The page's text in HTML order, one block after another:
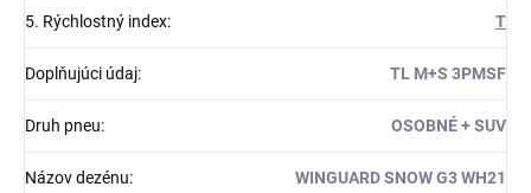
5. Rýchlostný index: T
Doplňujúci údaj: TL M+S 3PMSF
Druh pneu: OSOBNÉ + SUV
Názov dezénu: WINGUARD SNOW G3 WH21